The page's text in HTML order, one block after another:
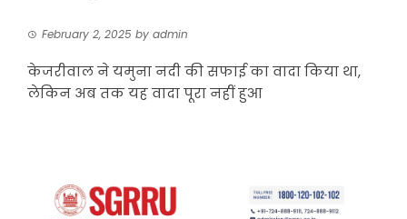
February 2, 2025 by admin
केजरीवाल ने यमुना नदी की सफाई का वादा किया था,
लेकिन अब तक यह वादा पूरा नहीं हुआ